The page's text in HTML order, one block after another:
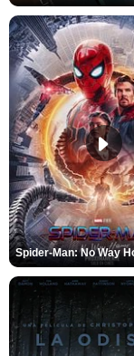
Spider-Man: No Way